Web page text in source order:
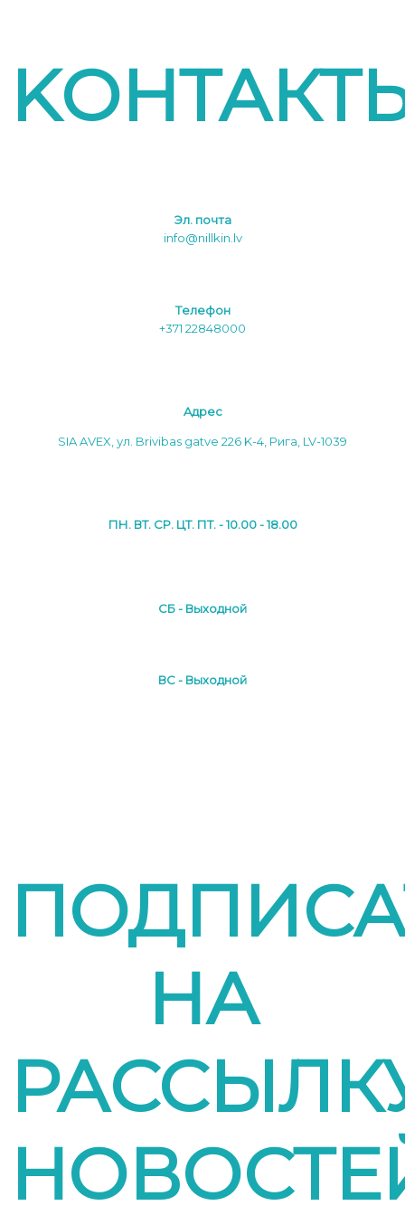
Эл. почта
info@nillkin.lv
Tелефон
+371 22848000
Aдреc
SIA AVEX, ул. Brivibas gatve 226 K-4, Рига, LV-1039
ПН. ВТ. СР. ЦТ. ПТ. - 10.00 - 18.00
СБ - Выходной
ВС - Выходной
НА